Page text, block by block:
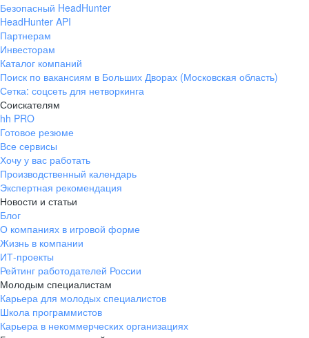
Безопасный HeadHunter
HeadHunter API
Партнерам
Инвесторам
Каталог компаний
Поиск по вакансиям в Больших Дворах (Московская область)
Сетка: соцсеть для нетворкинга
Соискателям
hh PRO
Готовое резюме
Все сервисы
Хочу у вас работать
Производственный календарь
Экспертная рекомендация
Новости и статьи
Блог
О компаниях в игровой форме
Жизнь в компании
ИТ-проекты
Рейтинг работодателей России
Молодым специалистам
Карьера для молодых специалистов
Школа программистов
Карьера в некоммерческих организациях